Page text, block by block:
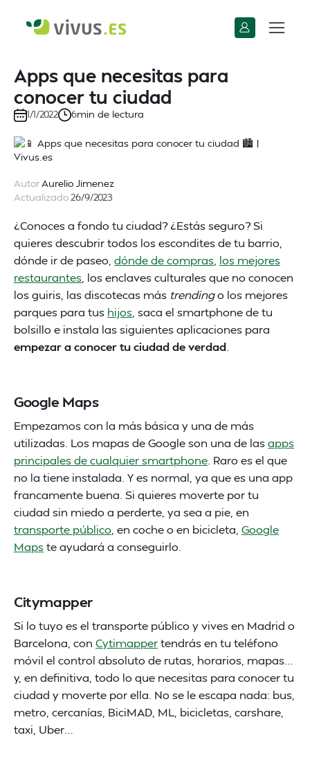
Apps que necesitas para
conocer tu ciudad
1/1/2022 6min de lectura
AutorAurelio Jimenez
Actualizado26/9/2023
¿Conoces a fondo tu ciudad? ¿Estás seguro? Si
quieres descubrir todos los escondites de tu barrio,
dónde ir de paseo, dónde de compras los mejores
restaurantes , los enclaves culturales que no conocen
los guiris, las discotecas más trendingo los mejores
parques para tus hijos , saca el smartphone de tu
bolsillo e instala las siguientes aplicaciones para
empezar a conocer tu ciudad de verdad
Google Maps
Empezamos con la más básica y una de más
utilizadas. Los mapas de Google son una de lasapps
principales de cualquier smartphone . Raro es el que
no la tiene instalada. Y es normal, ya que es una app
francamente buena. Si quieres moverte por tu
ciudad sin miedo a perderte, ya sea a pie, en
transporte público , en coche o en bicicleta, Google
Mapste ayudará a conseguirlo.
Citymapper
Si lo tuyo es el transporte público y vives en Madrid o
Barcelona, con Cytimappertendrás en tu teléfono
móvil el control absoluto de rutas, horarios, mapas…
y, en definitiva, todo lo que necesitas para conocer tu
ciudad y moverte por ella. No se le escapa nada: bus,
metro, cercanías, BiciMAD, ML, bicicletas, carshare,
taxi, Uber…